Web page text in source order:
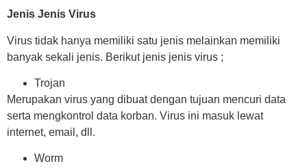
Jenis Jenis Virus
Virus tidak hanya memiliki satu jenis melainkan memiliki
banyak sekali jenis. Berikut jenis jenis virus ;
Trojan
Merupakan virus yang dibuat dengan tujuan mencuri data
serta mengkontrol data korban. Virus ini masuk lewat
internet, email, dll.
Worm